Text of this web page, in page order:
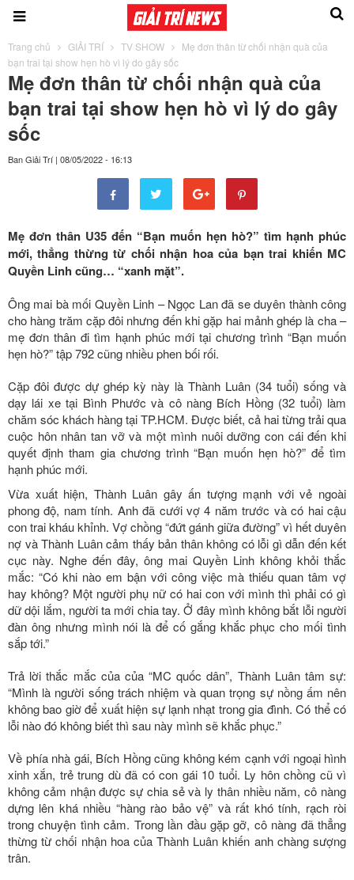
Trang chủ GIẢI TRÍ TV SHOW
Mẹ đơn thân từ chối nhận quà của
bạn trai tại show hẹn hò vì lý do gây sốc
Mẹ đơn thân từ chối nhận quà của
bạn trai tại show hẹn hò vì lý do gây
sốc
Ban Giải Trí | 08/05/2022 - 16:13
Mẹ đơn thân U35 đến “Bạn muốn hẹn hò?” tìm hạnh phúc
mới, thẳng thừng từ chối nhận hoa của bạn trai khiến MC
Quyền Linh cũng… “xanh mặt”.
Ông mai bà mối Quyền Linh – Ngọc Lan đã se duyên thành công
cho hàng trăm cặp đôi nhưng đến khi gặp hai mảnh ghép là cha –
mẹ đơn thân đi tìm hạnh phúc mới tại chương trình “Bạn muốn
hẹn hò?” tập 792 cũng nhiều phen bối rối.
Cặp đôi được dự ghép kỳ này là Thành Luân (34 tuổi) sống và
dạy lái xe tại Bình Phước và cô nàng Bích Hồng (32 tuổi) làm
chăm sóc khách hàng tại TP.HCM. Được biết, cả hai từng trải qua
cuộc hôn nhân tan vỡ và một mình nuôi dưỡng con cái đến khi
quyết định tham gia chương trình “Bạn muốn hẹn hò?” để tìm
hạnh phúc mới.
Vừa xuất hiện, Thành Luân gây ấn tượng mạnh với vẻ ngoài
phong độ, nam tính. Anh đã cưới vợ 4 năm trước và có hai cậu
con trai kháu khỉnh. Vợ chồng “đứt gánh giữa đường” vì hết duyên
nợ và Thành Luân cảm thấy bản thân không có lỗi gì dẫn đến kết
cục này. Nghe đến đây, ông mai Quyền Linh không khỏi thắc
mắc: “Có khi nào em bận với công việc mà thiếu quan tâm vợ
hay không? Một người phụ nữ có hai con với mình thì phải có gì
dữ dội lắm, người ta mới chia tay. Ở đây mình không bắt lỗi người
đàn ông nhưng mình nói là để cố gắng khắc phục cho mối tình
sắp tới.”
Trả lời thắc mắc của của “MC quốc dân”, Thành Luân tâm sự:
“Mình là người sống trách nhiệm và quan trọng sự nồng ấm nên
không bao giờ để xuất hiện sự lạnh nhạt trong gia đình. Có thể có
lỗi nào đó không biết thì sau này mình sẽ khắc phục.”
Về phía nhà gái, Bích Hồng cũng không kém cạnh với ngoại hình
xinh xắn, trẻ trung dù đã có con gái 10 tuổi. Ly hôn chồng cũ vì
không cảm nhận được sự chia sẻ và ly thân nhiều năm, cô nàng
dựng lên khá nhiều “hàng rào bảo vệ” và rất khó tính, rạch ròi
trong chuyện tình cảm. Trong lần đầu gặp gỡ, cô nàng đã thẳng
thừng từ chối nhận hoa của Thành Luân khiến anh chàng sượng
trân.